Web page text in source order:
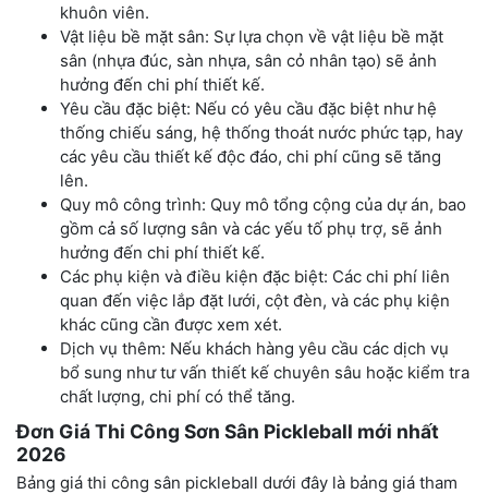
khuôn viên.
Vật liệu bề mặt sân: Sự lựa chọn về vật liệu bề mặt
sân (nhựa đúc, sàn nhựa, sân cỏ nhân tạo) sẽ ảnh
hưởng đến chi phí thiết kế.
Yêu cầu đặc biệt: Nếu có yêu cầu đặc biệt như hệ
thống chiếu sáng, hệ thống thoát nước phức tạp, hay
các yêu cầu thiết kế độc đáo, chi phí cũng sẽ tăng
lên.
Quy mô công trình: Quy mô tổng cộng của dự án, bao
gồm cả số lượng sân và các yếu tố phụ trợ, sẽ ảnh
hưởng đến chi phí thiết kế.
Các phụ kiện và điều kiện đặc biệt: Các chi phí liên
quan đến việc lắp đặt lưới, cột đèn, và các phụ kiện
khác cũng cần được xem xét.
Dịch vụ thêm: Nếu khách hàng yêu cầu các dịch vụ
bổ sung như tư vấn thiết kế chuyên sâu hoặc kiểm tra
chất lượng, chi phí có thể tăng.
Đơn Giá Thi Công Sơn Sân Pickleball mới nhất
2026
Bảng giá thi công sân pickleball dưới đây là bảng giá tham